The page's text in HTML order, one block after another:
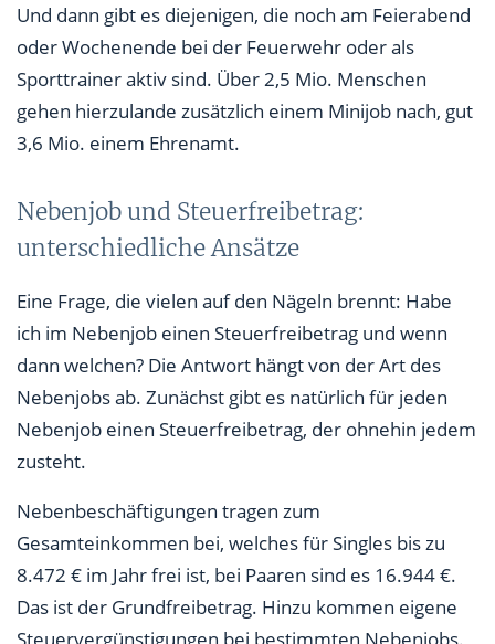
Und dann gibt es diejenigen, die noch am Feierabend
oder Wochenende bei der Feuerwehr oder als
Sporttrainer aktiv sind. Über 2,5 Mio. Menschen
gehen hierzulande zusätzlich einem Minijob nach, gut
3,6 Mio. einem Ehrenamt.
Nebenjob und Steuerfreibetrag:
unterschiedliche Ansätze
Eine Frage, die vielen auf den Nägeln brennt: Habe
ich im Nebenjob einen Steuerfreibetrag und wenn
dann welchen? Die Antwort hängt von der Art des
Nebenjobs ab. Zunächst gibt es natürlich für jeden
Nebenjob einen Steuerfreibetrag, der ohnehin jedem
zusteht.
Nebenbeschäftigungen tragen zum
Gesamteinkommen bei, welches für Singles bis zu
8.472 € im Jahr frei ist, bei Paaren sind es 16.944 €.
Das ist der Grundfreibetrag. Hinzu kommen eigene
Steuervergünstigungen bei bestimmten Nebenjobs.